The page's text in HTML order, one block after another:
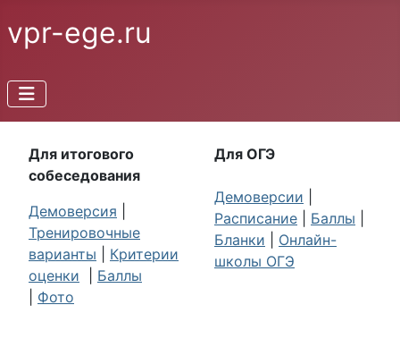
vpr-ege.ru
Для итогового
собеседования
Демоверсия
Тренировочные
варианты
Критерии
оценки
Баллы
Фото
Для ОГЭ
Демоверсии
Расписание
Баллы
Бланки
Онлайн-
школы ОГЭ